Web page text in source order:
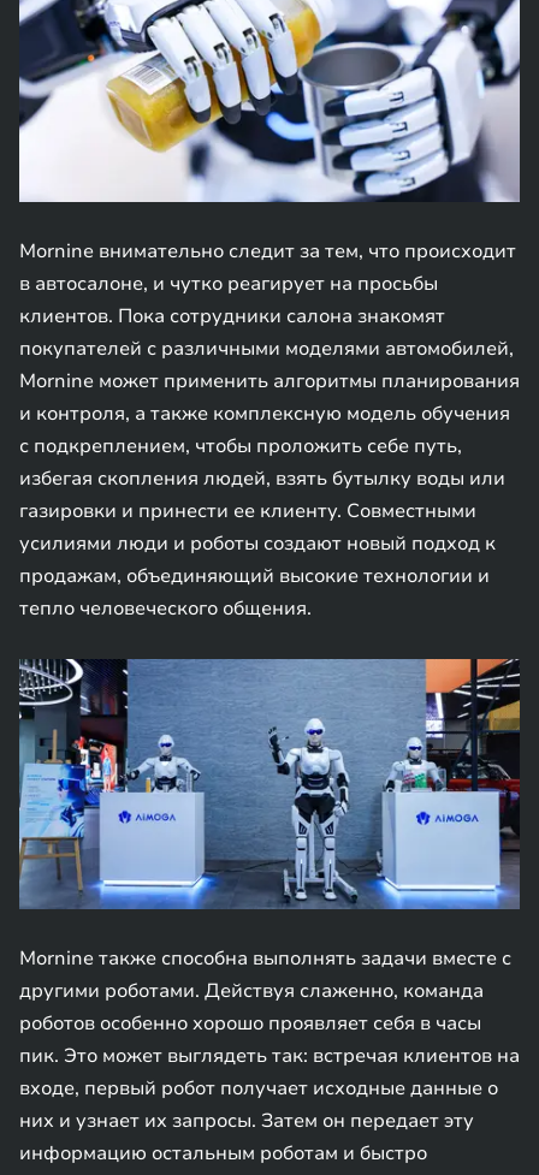
Mornine внимательно следит за тем, что происходит
в автосалоне, и чутко реагирует на просьбы
клиентов. Пока сотрудники салона знакомят
покупателей с различными моделями автомобилей,
Mornine может применить алгоритмы планирования
и контроля, а также комплексную модель обучения
с подкреплением, чтобы проложить себе путь,
избегая скопления людей, взять бутылку воды или
газировки и принести ее клиенту. Совместными
усилиями люди и роботы создают новый подход к
продажам, объединяющий высокие технологии и
тепло человеческого общения.
Mornine также способна выполнять задачи вместе с
другими роботами. Действуя слаженно, команда
роботов особенно хорошо проявляет себя в часы
пик. Это может выглядеть так: встречая клиентов на
входе, первый робот получает исходные данные о
них и узнает их запросы. Затем он передает эту
информацию остальным роботам и быстро